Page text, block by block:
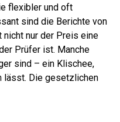
flexibler und oft
sind die Berichte von
nicht nur der Preis eine
Prüfer ist. Manche
sind – ein Klischee,
lässt. Die gesetzlichen